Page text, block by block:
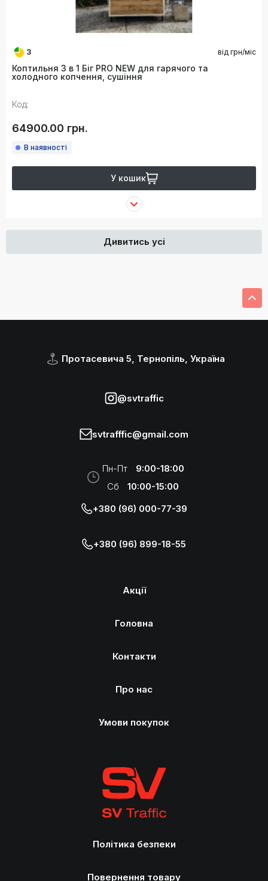
3 від грн/міс
Коптильня 3 в 1 Біг PRO NEW для гарячого та
холодного копчення, сушіння
Код:
64900.00 грн.
В наявності
У кошик
Дивитись усі
Політика безпеки
Повернення товару
Акції
Головна
Контакти
Про нас
Умови покупок
Протасевича 5, Тернопіль, Україна
@svtraffic
svtrafffic@gmail.com
Пн-Пт
9:00-18:00
Сб
10:00-15:00
+380 (96) 000-77-39
+380 (96) 899-18-55